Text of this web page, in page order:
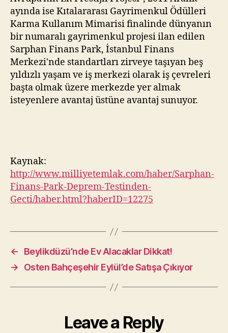
ayında ise Kıtalararası Gayrimenkul Ödülleri
Karma Kullanım Mimarisi finalinde dünyanın
bir numaralı gayrimenkul projesi ilan edilen
Sarphan Finans Park, İstanbul Finans
Merkezi'nde standartları zirveye taşıyan beş
yıldızlı yaşam ve iş merkezi olarak iş çevreleri
başta olmak üzere merkezde yer almak
isteyenlere avantaj üstüne avantaj sunuyor.
Kaynak:
http://www.milliyetemlak.com/haber/Sarphan-
Finans-Park-Deprem-Testinden-
Gecti/haber.html?haberID=12275
←
Beylikdüzü’nde Ev Alacaklar Dikkat!
→
Osten Bahçeşehir Eylül’de Satışa Çıkıyor
Leave a Reply